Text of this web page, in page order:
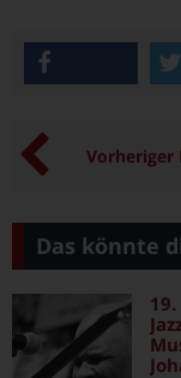
Vorheriger
Das könnte